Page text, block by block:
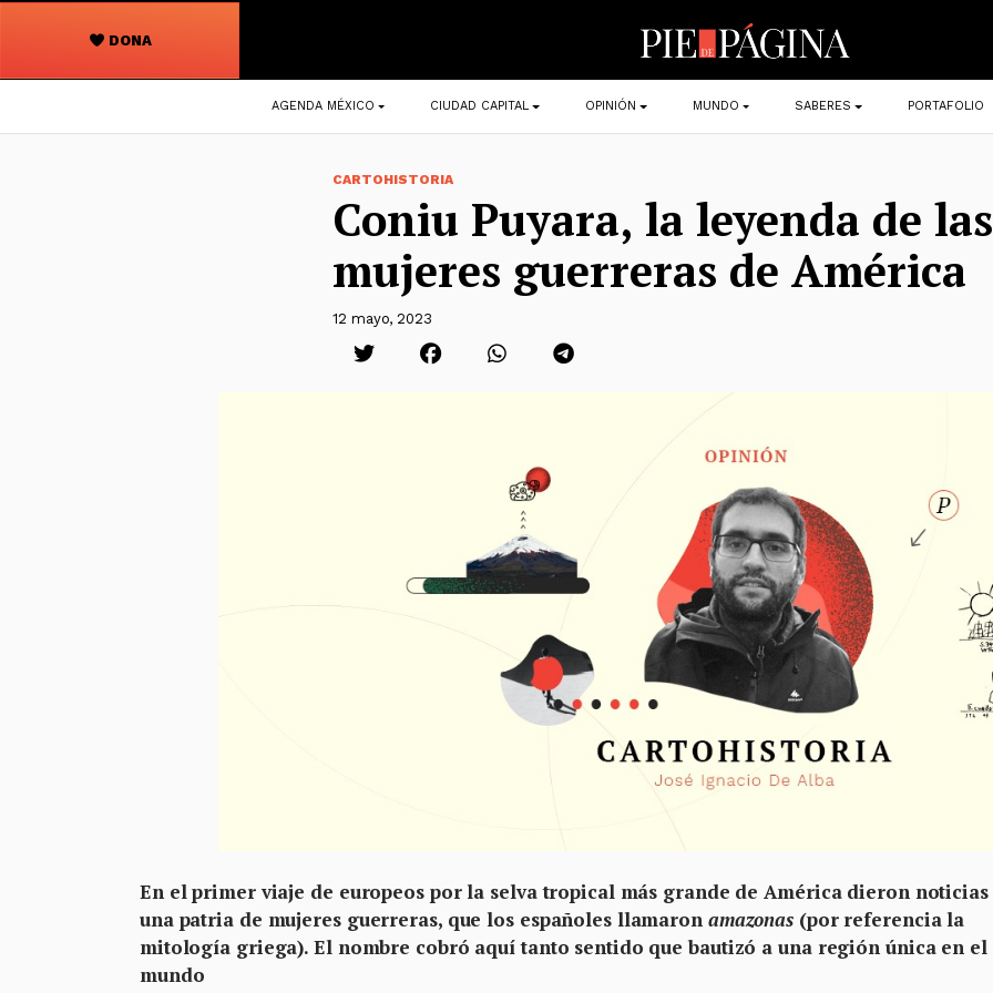
DONA
Navegación
principal
AGENDA MÉXICO CIUDAD CAPITAL OPINIÓN MUNDO SABERES PORTAFOLIO
CARTOHISTORIA
Coniu Puyara, la leyenda de las
mujeres guerreras de América
12 mayo, 2023
En el primer viaje de europeos por la selva tropical más grande de América dieron noticias
una patria de mujeres guerreras, que los españoles llamaron amazonas (por referencia la
mitología griega). El nombre cobró aquí tanto sentido que bautizó a una región única en el
mundo